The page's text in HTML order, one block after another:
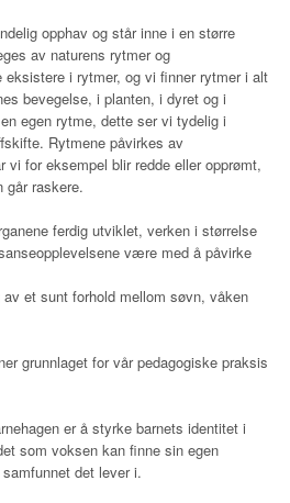
opphav og står inne i en større
av naturens rytmer og
eksistere i rytmer, og vi finner rytmer i alt
bevegelse, i planten, i dyret og i
egen rytme, dette ser vi tydelig i
Rytmene påvirkes av
vi for eksempel blir redde eller opprømt,
går raskere.
ferdig utviklet, verken i størrelse
være med å påvirke
et sunt forhold mellom søvn, våken
grunnlaget for vår pedagogiske praksis
er å styrke barnets identitet i
som voksen kan finne sin egen
det lever i.